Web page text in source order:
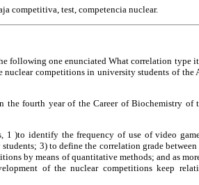
competitiva, test, competencia nuclear.
following one enunciated What correlation type
competitions in university students of the
fourth year of the Career of Biochemistry of
1 )to identify the frequency of use of video
3) to define the correlation grade
by means of quantitative methods; and as
of the nuclear competitions keep